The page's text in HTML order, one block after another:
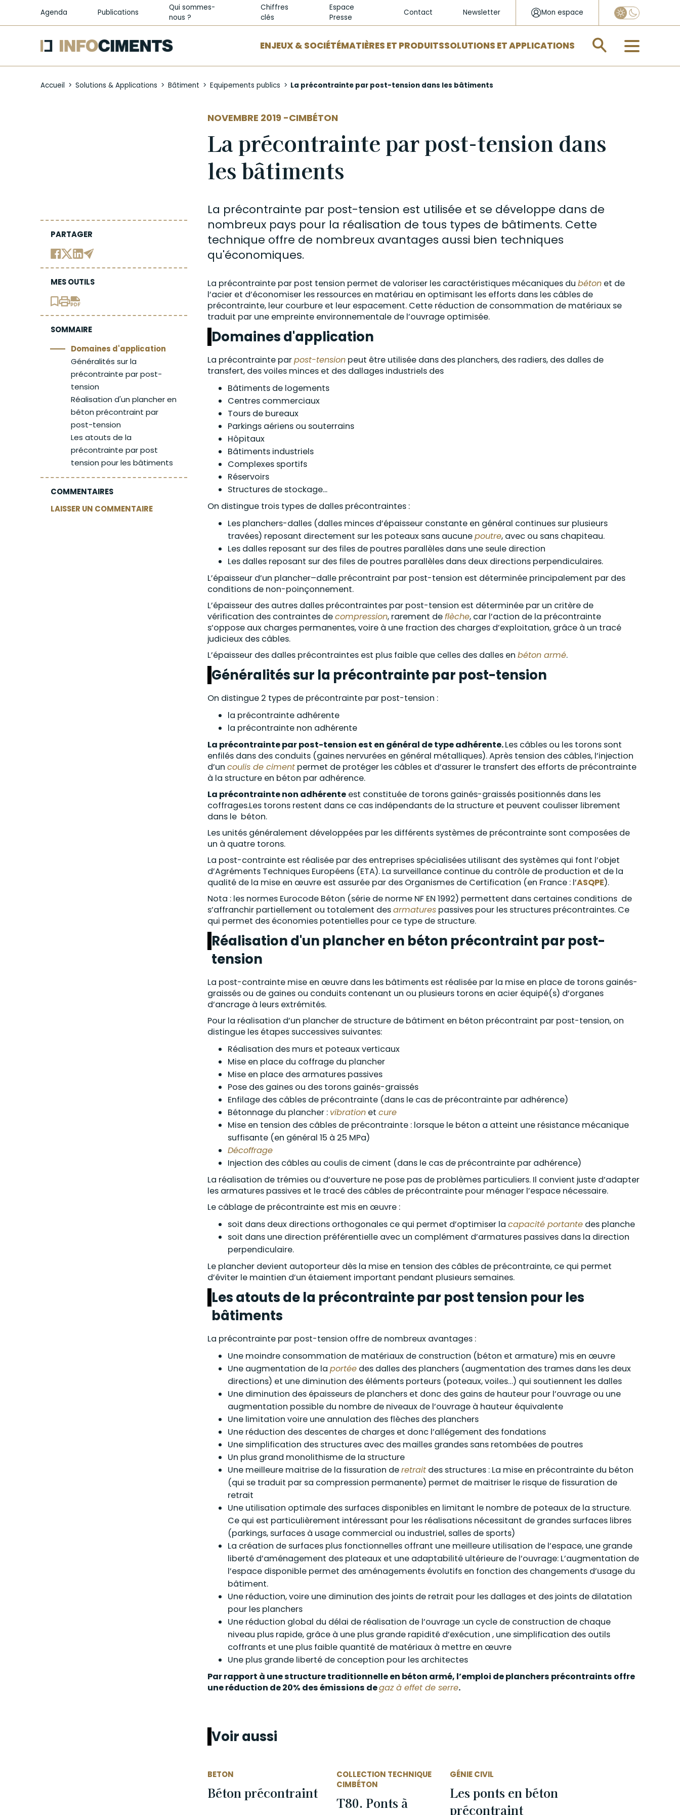
Agenda Publications
Qui sommes-
nous ?
Chiffres
clés
Espace
Presse
Contact Newsletter Mon espace
Appliquer
ENJEUX & SOCIÉTÉMATIÈRES ET PRODUITSSOLUTIONS ET APPLICATIONS
Accueil Solutions & Applications Bâtiment Equipements publics La précontrainte par post-tension dans les bâtiments
PARTAGER
MES OUTILS
SOMMAIRE
Domaines d'application
Généralités sur la
précontrainte par post-
tension
Réalisation d'un plancher en
béton précontraint par
post-tension
Les atouts de la
précontrainte par post
tension pour les bâtiments
COMMENTAIRES
LAISSER UN COMMENTAIRE
NOVEMBRE 2019 -
AUTEUR CIMBÉTON
La précontrainte par post-tension dans
les bâtiments
La précontrainte par post-tension est utilisée et se développe dans de
nombreux pays pour la réalisation de tous types de bâtiments. Cette
technique offre de nombreux avantages aussi bien techniques
qu'économiques.
La précontrainte par post tension permet de valoriser les caractéristiques mécaniques du béton et de
l’acier et d’économiser les ressources en matériau en optimisant les efforts dans les câbles de
précontrainte, leur courbure et leur espacement. Cette réduction de consommation de matériaux se
traduit par une empreinte environnementale de l’ouvrage optimisée.
Domaines d'application
La précontrainte parpost-tension peut être utilisée dans des planchers, des radiers, des dalles de
transfert, des voiles minces et des dallages industriels des
Bâtiments de logements
Centres commerciaux
Tours de bureaux
Parkings aériens ou souterrains
Hôpitaux
Bâtiments industriels
Complexes sportifs
Réservoirs
Structures de stockage...
On distingue trois types de dalles précontraintes :
Les planchers-dalles (dalles minces d’épaisseur constante en général continues sur plusieurs
travées) reposant directement sur les poteaux sans aucunepoutre, avec ou sans chapiteau.
Les dalles reposant sur des files de poutres parallèles dans une seule direction
Les dalles reposant sur des files de poutres parallèles dans deux directions perpendiculaires.
L’épaisseur d’un plancher–dalle précontraint par post-tension est déterminée principalement par des
conditions de non-poinçonnement.
L’épaisseur des autres dalles précontraintes par post-tension est déterminée par un critère de
vérification des contraintes decompression, rarement deflèche, car l’action de la précontrainte
s’oppose aux charges permanentes, voire à une fraction des charges d’exploitation, grâce à un tracé
judicieux des câbles.
L’épaisseur des dalles précontraintes est plus faible que celles des dalles en béton armé.
Généralités sur la précontrainte par post-tension
On distingue 2 types de précontrainte par post-tension :
la précontrainte adhérente
la précontrainte non adhérente
La précontrainte par post-tension est en général de type adhérente.Les câbles ou les torons sont
enfilés dans des conduits (gaines nervurées en général métalliques). Après tension des câbles, l’injection
d’un coulis de ciment permet de protéger les câbles et d’assurer le transfert des efforts de précontrainte
à la structure en béton par adhérence.
La précontrainte non adhérente est constituée de torons gainés-graissés positionnés dans les
coffrages.Les torons restent dans ce cas indépendants de la structure et peuvent coulisser librement
dans le béton.
Les unités généralement développées par les différents systèmes de précontrainte sont composées de
un à quatre torons.
La post-contrainte est réalisée par des entreprises spécialisées utilisant des systèmes qui font l’objet
d’Agréments Techniques Européens (ETA). La surveillance continue du contrôle de production et de la
qualité de la mise en œuvre est assurée par des Organismes de Certification (en France : l’ASQPE).
Nota : les normes Eurocode Béton (série de norme NF EN 1992) permettent dans certaines conditions de
s’affranchir partiellement ou totalement desarmatures passives pour les structures précontraintes. Ce
qui permet des économies potentielles pour ce type de structure.
Réalisation d'un plancher en béton précontraint par post-
tension
La post-contrainte mise en œuvre dans les bâtiments est réalisée par la mise en place de torons gainés-
graissés ou de gaines ou conduits contenant un ou plusieurs torons en acier équipé(s) d’organes
d’ancrage à leurs extrémités.
Pour la réalisation d’un plancher de structure de bâtiment en béton précontraint par post-tension, on
distingue les étapes successives suivantes:
Réalisation des murs et poteaux verticaux
Mise en place du coffrage du plancher
Mise en place des armatures passives
Pose des gaines ou des torons gainés-graissés
Enfilage des câbles de précontrainte (dans le cas de précontrainte par adhérence)
Bétonnage du plancher : vibration et cure
Mise en tension des câbles de précontrainte : lorsque le béton a atteint une résistance mécanique
suffisante (en général 15 à 25 MPa)
Décoffrage
Injection des câbles au coulis de ciment (dans le cas de précontrainte par adhérence)
La réalisation de trémies ou d’ouverture ne pose pas de problèmes particuliers. Il convient juste d’adapter
les armatures passives et le tracé des câbles de précontrainte pour ménager l’espace nécessaire.
Le câblage de précontrainte est mis en œuvre :
soit dans deux directions orthogonales ce qui permet d’optimiser la capacité portante des planche
soit dans une direction préférentielle avec un complément d’armatures passives dans la direction
perpendiculaire.
Le plancher devient autoporteur dès la mise en tension des câbles de précontrainte, ce qui permet
d’éviter le maintien d’un étaiement important pendant plusieurs semaines.
Les atouts de la précontrainte par post tension pour les
bâtiments
La précontrainte par post-tension offre de nombreux avantages :
Une moindre consommation de matériaux de construction (béton et armature) mis en œuvre
Une augmentation de la portée des dalles des planchers (augmentation des trames dans les deux
directions) et une diminution des éléments porteurs (poteaux, voiles…) qui soutiennent les dalles
Une diminution des épaisseurs de planchers et donc des gains de hauteur pour l’ouvrage ou une
augmentation possible du nombre de niveaux de l’ouvrage à hauteur équivalente
Une limitation voire une annulation des flèches des planchers
Une réduction des descentes de charges et donc l’allégement des fondations
Une simplification des structures avec des mailles grandes sans retombées de poutres
Un plus grand monolithisme de la structure
Une meilleure maitrise de la fissuration deretrait des structures : La mise en précontrainte du béton
(qui se traduit par sa compression permanente) permet de maitriser le risque de fissuration de
retrait
Une utilisation optimale des surfaces disponibles en limitant le nombre de poteaux de la structure.
Ce qui est particulièrement intéressant pour les réalisations nécessitant de grandes surfaces libres
(parkings, surfaces à usage commercial ou industriel, salles de sports)
La création de surfaces plus fonctionnelles offrant une meilleure utilisation de l’espace, une grande
liberté d’aménagement des plateaux et une adaptabilité ultérieure de l’ouvrage: L’augmentation de
l’espace disponible permet des aménagements évolutifs en fonction des changements d’usage du
bâtiment.
Une réduction, voire une diminution des joints de retrait pour les dallages et des joints de dilatation
pour les planchers
Une réduction global du délai de réalisation de l’ouvrage :un cycle de construction de chaque
niveau plus rapide, grâce à une plus grande rapidité d’exécution , une simplification des outils
coffrants et une plus faible quantité de matériaux à mettre en œuvre
Une plus grande liberté de conception pour les architectes
Par rapport à une structure traditionnelle en béton armé, l’emploi de planchers précontraints offre
une réduction de 20% des émissions degaz à effet de serre.
Voir aussi
BETON
Béton précontraint
COLLECTION TECHNIQUE
CIMBÉTON
T80. Ponts à
GÉNIE CIVIL
Les ponts en béton
précontraint